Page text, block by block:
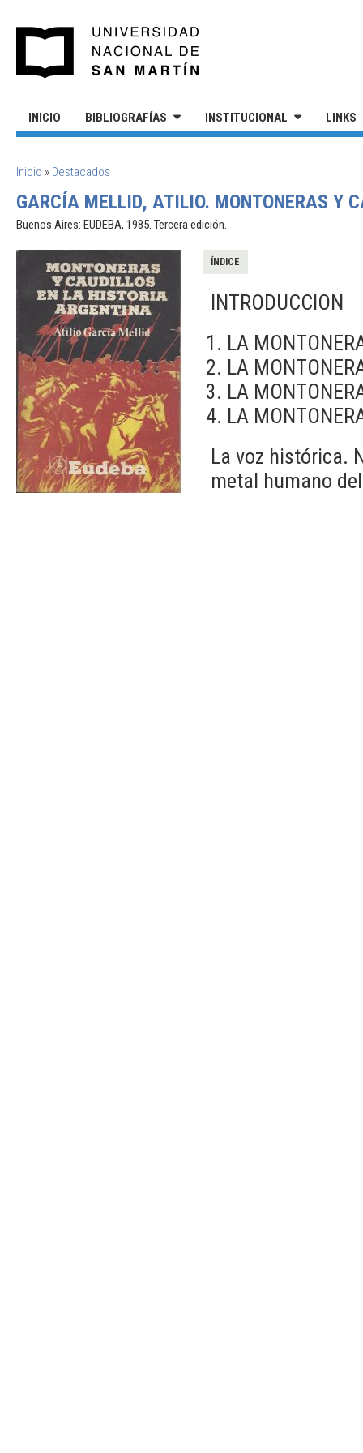
INICIO BIBLIOGRAFÍAS INSTITUCIONAL LINKS
SE ENCUENTRA USTED AQUÍ
Inicio » Destacados
GARCÍA MELLID, ATILIO. MONTONERAS Y
Buenos Aires: EUDEBA, 1985. Tercera edición.
ÍNDICE
INTRODUCCION
LA
LA
LA
LA
La voz histórica.
metal humano